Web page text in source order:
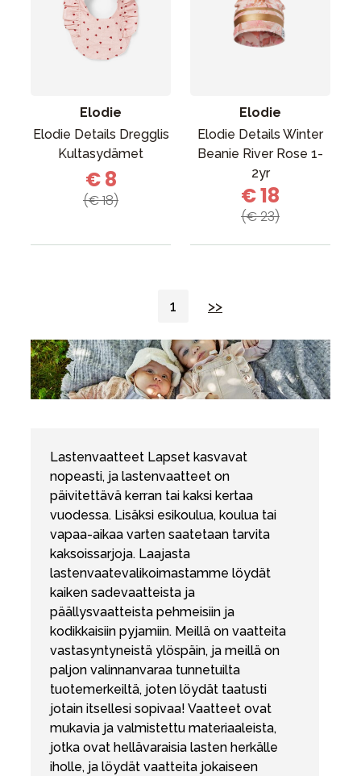
Elodie
Elodie Details Dregglis
Kultasydämet
€ 8
(€ 18)
Elodie
Elodie Details Winter
Beanie River Rose 1-
2yr
€ 18
(€ 23)
1 >>
Lastenvaatteet Lapset kasvavat
nopeasti, ja lastenvaatteet on
päivitettävä kerran tai kaksi kertaa
vuodessa. Lisäksi esikoulua, koulua tai
vapaa-aikaa varten saatetaan tarvita
kaksoissarjoja. Laajasta
lastenvaatevalikoimastamme löydät
kaiken sadevaatteista ja
päällysvaatteista pehmeisiin ja
kodikkaisiin pyjamiin. Meillä on vaatteita
vastasyntyneistä ylöspäin, ja meillä on
paljon valinnanvaraa tunnetuilta
tuotemerkeiltä, joten löydät taatusti
jotain itsellesi sopivaa! Vaatteet ovat
mukavia ja valmistettu materiaaleista,
jotka ovat hellävaraisia lasten herkälle
iholle, ja löydät vaatteita jokaiseen